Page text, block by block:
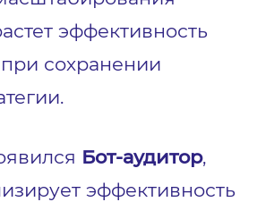
эффективность
сохранении
Бот-аудитор,
эффективность